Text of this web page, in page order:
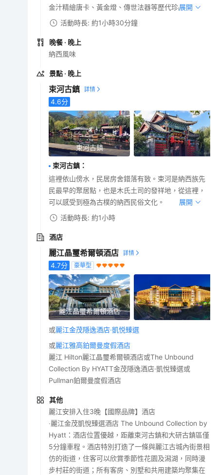
金汁精繪唐卡、黃金燈、傳世法器等歷代珍品。
展開
活動時長: 約1小時30分鐘
晚餐 · 晚上
納西風味
景點 · 晚上
束河古鎮
4.6分
束河古鎮
束河古鎮 ：
這裡依山傍水，民居房舍錯落有致。束河是納西族先
民最早的聚居點，也是木氏土司的發祥地，從這裡，
可以感受到極為古樸的納西民俗文化。
展開
活動時長: 約1小時
酒店
麗江晶璽希爾頓酒店
4.7分 豪華型
麗江晶璽希爾頓酒店
或麗江金茂隱逸酒店·凱悦臻選
或麗江雅高鉑爾曼度假酒店
麗江 Hilton麗江晶璽希爾頓酒店或The Unbound
Collection By HYATT金茂隱逸酒店·凱悅臻選或
Pullman鉑爾曼度假酒店
其他
麗江安排入住3晚【國際品牌】酒店
‧麗江金茂凱悅臻選酒店 The Unbound Collection by
Hyatt：酒店位置優越，距離束河古鎮和大研古鎮區僅
5分鐘車程。酒店特別打造了一條與麗江古城內街景相
仿的街道，住客可以欣賞季節性花園及潟湖，同時漫
步村莊的街道；所有客房、別墅和共用建築均聚集在